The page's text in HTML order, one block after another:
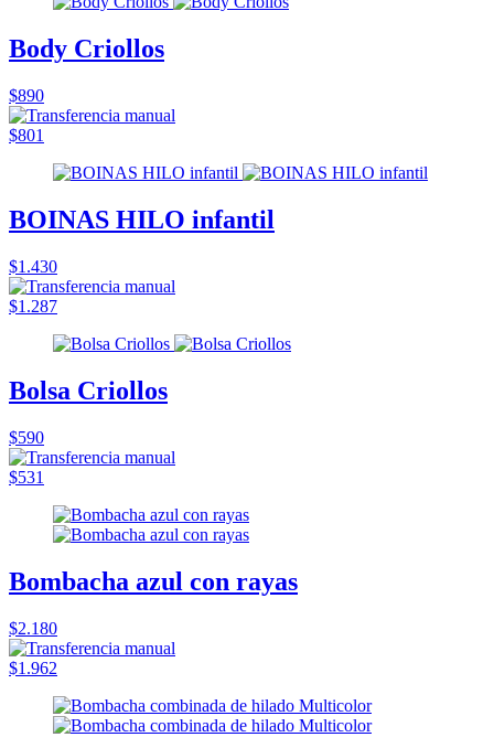
Body Criollos
$890
$801
BOINAS HILO infantil
$1.430
$1.287
Bolsa Criollos
$590
$531
Bombacha azul con rayas
$2.180
$1.962